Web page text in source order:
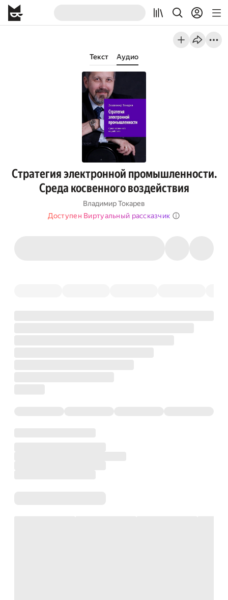
Текст Аудио
Стратегия электронной промышленности.
Среда косвенного воздействия
Владимир Токарев
Доступен Виртуальный рассказчик